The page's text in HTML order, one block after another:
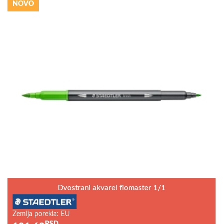
NOVO
Dvostrani akvarel flomaster 1/1
Zemlja porekla: EU